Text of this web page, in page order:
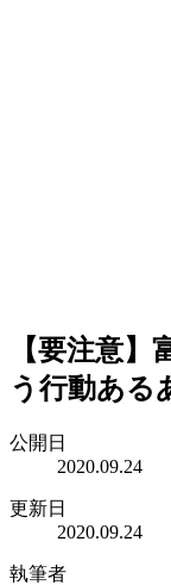
【要注意
う行動ある
公開日
2020.09.24
更新日
2020.09.24
執筆者